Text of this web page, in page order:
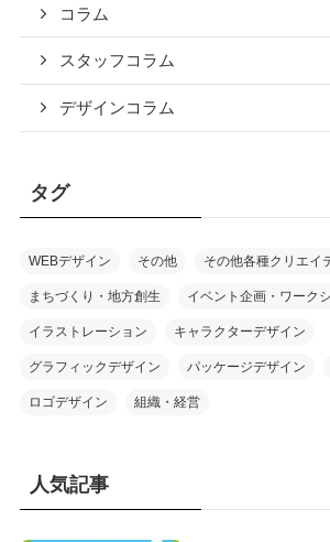
コラム
スタッフコラム
デザインコラム
タグ
WEBデザイン その他 その他各種クリエイ
まちづくり・地方創生 イベント企画・ワーク
イラストレーション キャラクターデザイン
グラフィックデザイン パッケージデザイン
ロゴデザイン 組織・経営
人気記事